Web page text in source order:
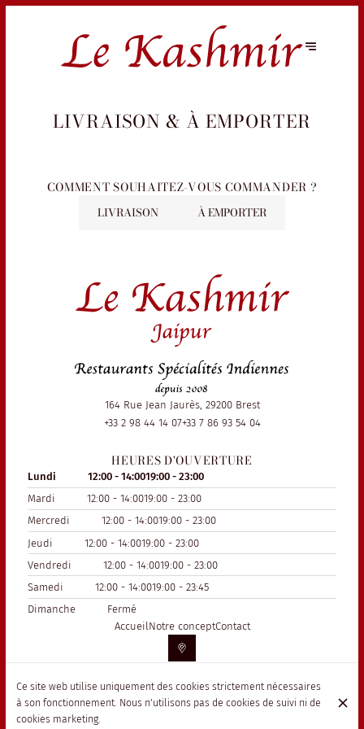
LIVRAISON & À EMPORTER
COMMENT SOUHAITEZ-VOUS COMMANDER ?
LIVRAISON À EMPORTER
164 Rue Jean Jaurès, 29200 Brest
+33 2 98 44 14 07+33 7 86 93 54 04
HEURES D'OUVERTURE
Lundi 12:00 - 14:0019:00 - 23:00
Mardi
12:00 - 14:0019:00 - 23:00
Mercredi
12:00 - 14:0019:00 - 23:00
Jeudi
12:00 - 14:0019:00 - 23:00
Vendredi
12:00 - 14:0019:00 - 23:00
Samedi
12:00 - 14:0019:00 - 23:45
Dimanche
Fermé
AccueilNotre conceptContact
© Le kashmir, Jaipur 2026
Mentions légales
Protection des données
Ce site web utilise uniquement des cookies strictement nécessaires
à son fonctionnement. Nous n'utilisons pas de cookies de suivi ni de
cookies marketing.